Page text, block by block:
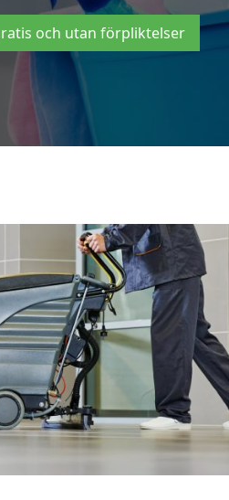
och utan förpliktelser